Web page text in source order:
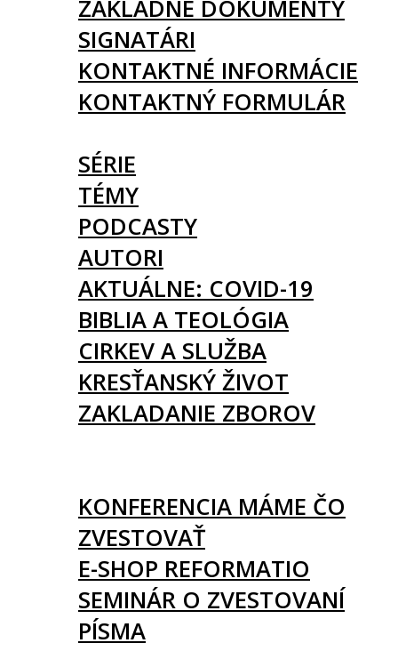
ZÁKLADNÉ DOKUMENTY
SIGNATÁRI
KONTAKTNÉ INFORMÁCIE
KONTAKTNÝ FORMULÁR
SÉRIE
TÉMY
PODCASTY
AUTORI
AKTUÁLNE: COVID-19
BIBLIA A TEOLÓGIA
CIRKEV A SLUŽBA
KRESŤANSKÝ ŽIVOT
ZAKLADANIE ZBOROV
KONFERENCIA MÁME ČO
ZVESTOVAŤ
E-SHOP REFORMATIO
SEMINÁR O ZVESTOVANÍ
PÍSMA